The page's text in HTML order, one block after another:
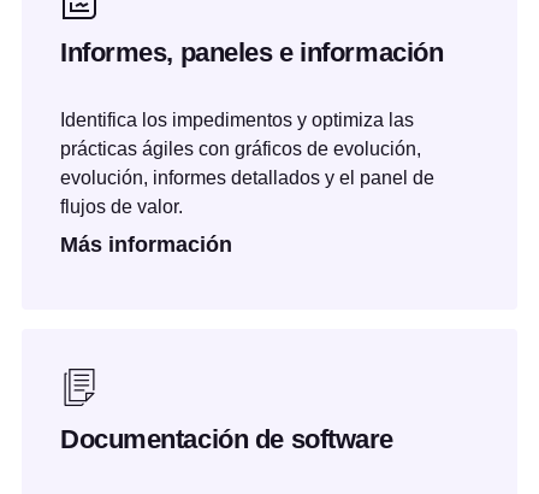
Informes, paneles e información
Identifica los impedimentos y optimiza las
prácticas ágiles con gráficos de evolución,
evolución, informes detallados y el panel de
flujos de valor.
Más información
Documentación de software